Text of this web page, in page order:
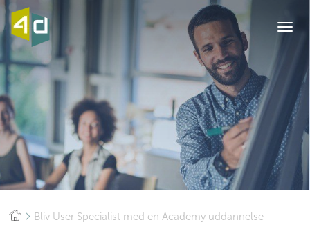
Bliv User Specialist med en Academy uddannelse